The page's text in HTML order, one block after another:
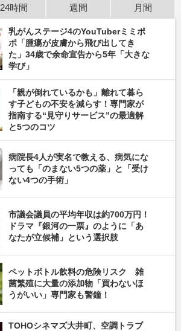
24時間 週間 月間
乳がんステージ4のYouTuberミミポ
ポ「腫瘍が皮膚から飛び出してき
た」34歳で余命宣告から5年「大きな
学び」
「親が倒れているかも」離れて暮ら
す子どもの不安を減らす！専門家が
指南する“見守りサービス”の最適解
と5つのコツ
病院長4人が実名で教える、病気にな
っても「のまない5つの薬」と「受け
ない4つの手術」
市議会議員の平均年収は約700万円！
ドラマ『銀河の一票』のように「あ
なたが立候補」という選択肢
ペットボトル飲料の危険リスク 雑
菌繁殖に大量の添加物「買わないほ
うがいい」専門家も警鐘！
TOHOシネマズ大井町、空調トラブ